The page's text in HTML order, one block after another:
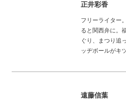
正井彩香
フリーライター
ると関西弁に。
ぐり、まつり追
ッヂボールがキ
遠藤信葉